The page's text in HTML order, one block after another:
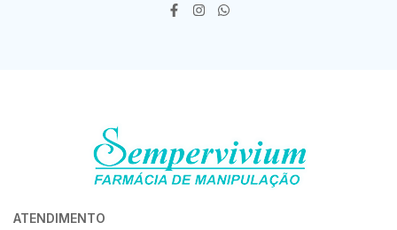
ATENDIMENTO